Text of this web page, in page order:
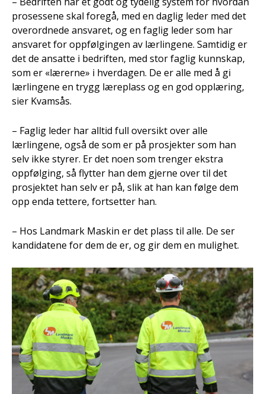
prosessene skal foregå, med en daglig leder med det
overordnede ansvaret, og en faglig leder som har
ansvaret for oppfølgingen av lærlingene. Samtidig er
det de ansatte i bedriften, med stor faglig kunnskap,
som er «lærerne» i hverdagen. De er alle med å gi
lærlingene en trygg læreplass og en god opplæring,
sier Kvamsås.
– Faglig leder har alltid full oversikt over alle
lærlingene, også de som er på prosjekter som han
selv ikke styrer. Er det noen som trenger ekstra
oppfølging, så flytter han dem gjerne over til det
prosjektet han selv er på, slik at han kan følge dem
opp enda tettere, fortsetter han.
– Hos Landmark Maskin er det plass til alle. De ser
kandidatene for dem de er, og gir dem en mulighet.